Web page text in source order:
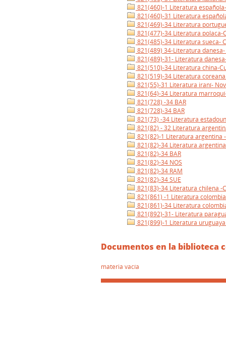
821(460)-1 Literatura
821(460)-31 Literatura
821(469)-34 Literatura
821(477)-34 Literatura polaca-
821(485)-34 Literatura sueca-
821(489) 34-Literatura
821(489)-31- Literatura
821(510)-34 Literatura china-
821(519)-34 Literatura
821(55)-31 Literatura iraní-
821(64)-34 Literatura
821(728) -34 BAR
821(728)-34 BAR
821(73) -34 Literatura
821(82) - 32 Literatura
821(82)-1 Literatura argentina
821(82)-34 Literatura
821(82)-34 BAR
821(82)-34 NOS
821(82)-34 RAM
821(82)-34 SUE
821(83)-34 Literatura chilena -
821(861) -1 Literatura
821(861)-34 Literatura
821(892)-31- Literatura
821(899)-1 Literatura
Documentos en la biblioteca
materia vacía